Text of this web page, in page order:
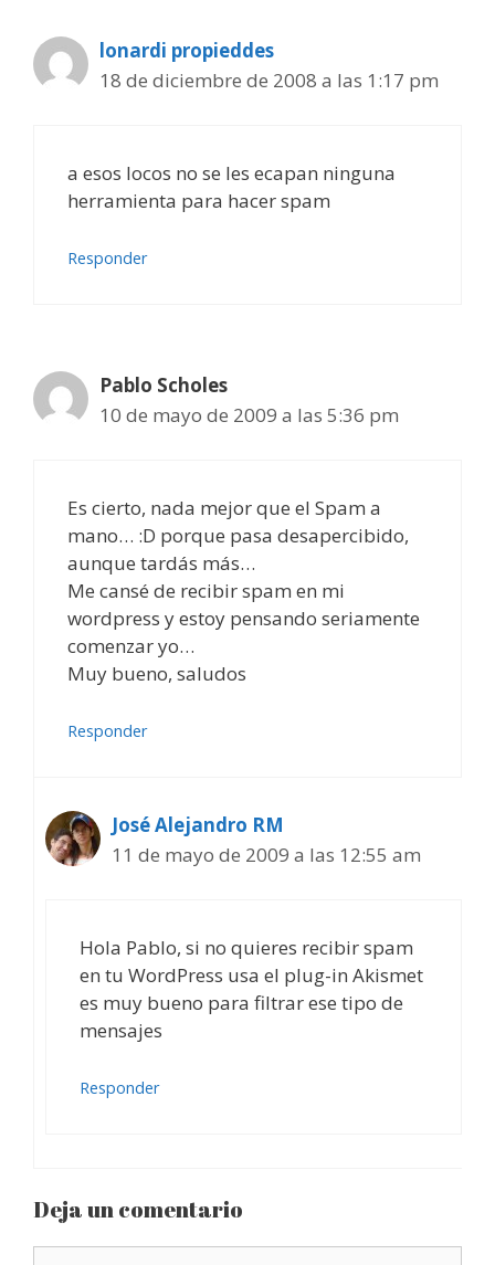
lonardi propieddes
18 de diciembre de 2008 a las 1:17 pm
a esos locos no se les ecapan ninguna
herramienta para hacer spam
Responder
Pablo Scholes
10 de mayo de 2009 a las 5:36 pm
Es cierto, nada mejor que el Spam a
mano… :D porque pasa desapercibido,
aunque tardás más…
Me cansé de recibir spam en mi
wordpress y estoy pensando seriamente
comenzar yo…
Muy bueno, saludos
Responder
José Alejandro RM
11 de mayo de 2009 a las 12:55 am
Hola Pablo, si no quieres recibir spam
en tu WordPress usa el plug-in Akismet
es muy bueno para filtrar ese tipo de
mensajes
Responder
Deja un comentario